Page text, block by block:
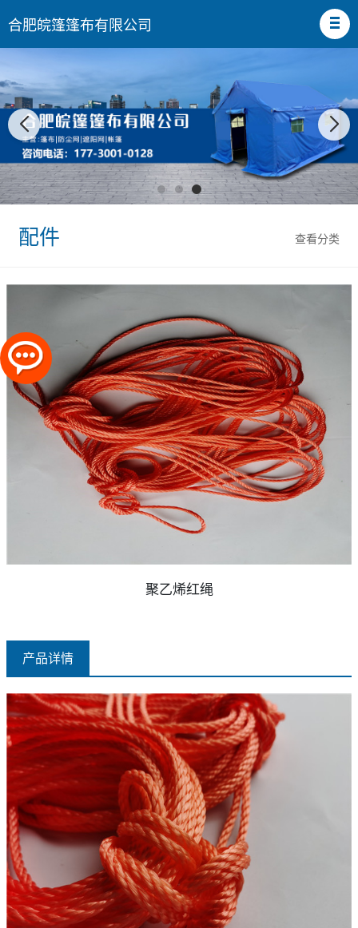
合肥皖篷篷布有限公司
查看分类
配件
聚乙烯红绳
产品详情